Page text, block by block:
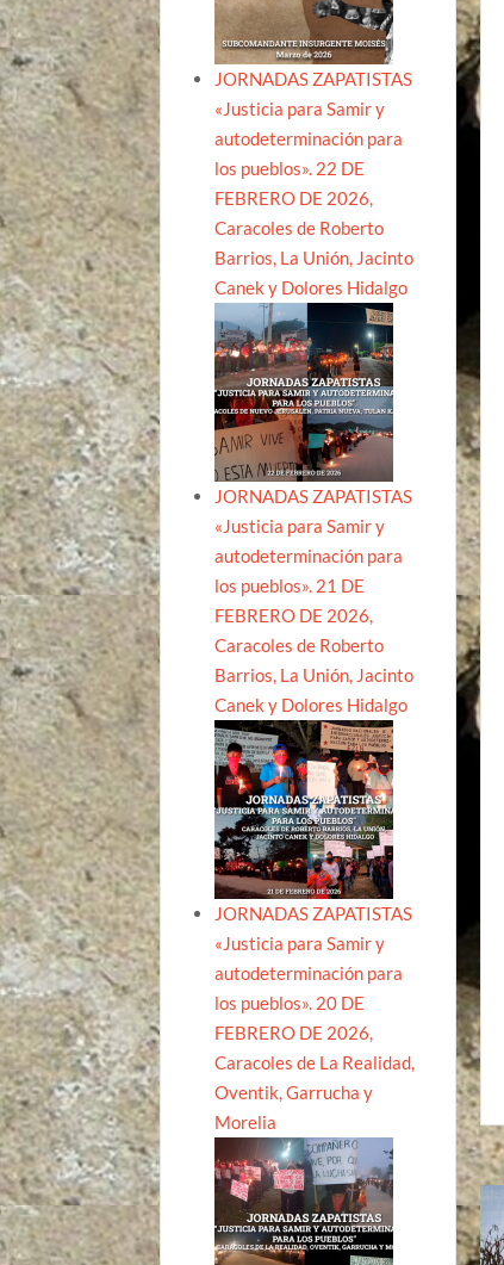
JORNADAS ZAPATISTAS
«Justicia para Samir y
autodeterminación para
los pueblos». 22 DE
FEBRERO DE 2026,
Caracoles de Roberto
Barrios, La Unión, Jacinto
Canek y Dolores Hidalgo
JORNADAS ZAPATISTAS
«Justicia para Samir y
autodeterminación para
los pueblos». 21 DE
FEBRERO DE 2026,
Caracoles de Roberto
Barrios, La Unión, Jacinto
Canek y Dolores Hidalgo
JORNADAS ZAPATISTAS
«Justicia para Samir y
autodeterminación para
los pueblos». 20 DE
FEBRERO DE 2026,
Caracoles de La Realidad,
Oventik, Garrucha y
Morelia